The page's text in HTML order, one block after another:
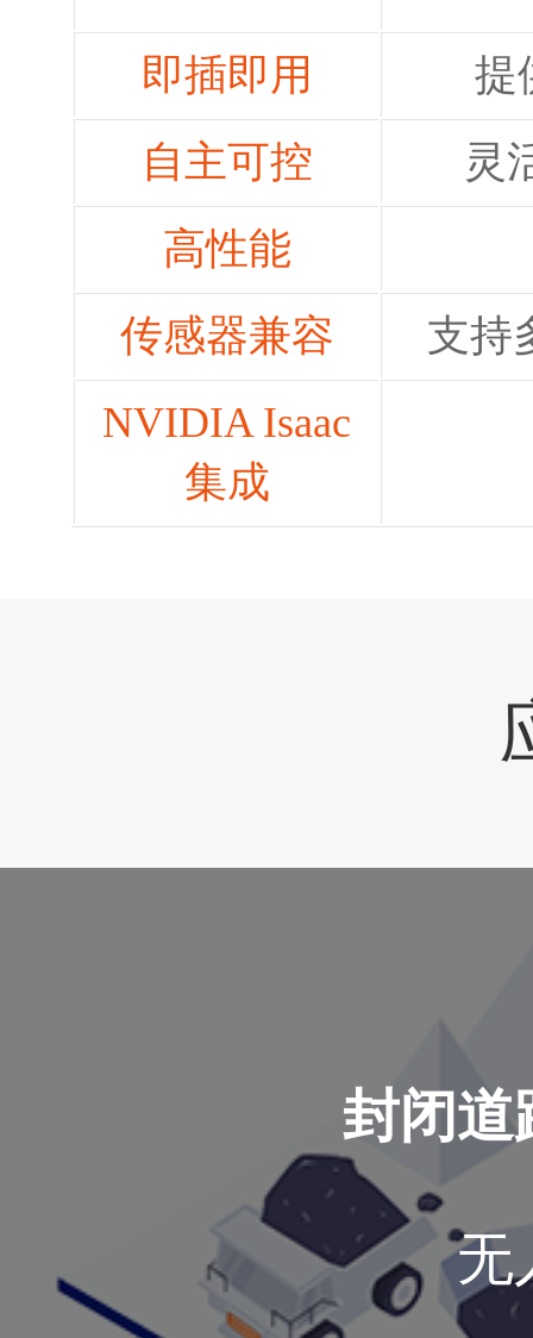
即插即用
提
自主可控
灵
高性能
传感器兼容
支持
NVIDIA Isaac
集成
封闭道
无